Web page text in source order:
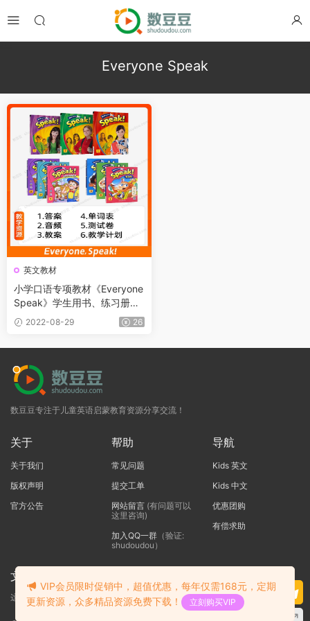
Everyone Speak
英文教材
小学口语专项教材《Everyone
Speak》学生用书、练习册、
教师用书、单词句型闪卡、试
题以及配套音频
2022-08-29 26
数豆豆专注于儿童英语启蒙教育资源分享交流！
关于
关于我们
版权声明
官方公告
帮助
常见问题
提交工单
网站留言(有问题可以
这里咨询)
加入QQ一群（验证:
shudoudou）
导航
Kids 英文
Kids 中文
优惠团购
有偿求助
文本标题
这里输入代码
VIP会员限时促销中，超值优惠，每年仅需168元，定期
更新资源，众多精品资源免费下载！
立刻购买VIP